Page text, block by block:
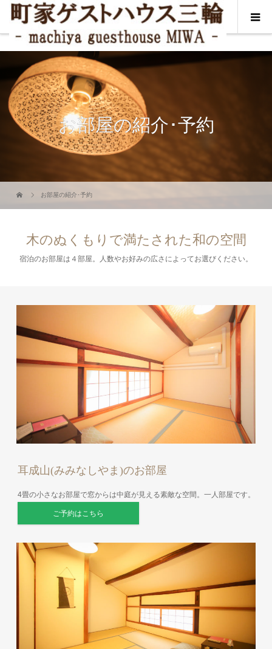
お部屋の紹介･予約
お部屋の紹介･予約
木のぬくもりで満たされた和の空間
宿泊のお部屋は４部屋。人数やお好みの広さによってお選びください。
耳成山(みみなしやま)のお部屋
4畳の小さなお部屋で窓からは中庭が見える素敵な空間。一人部屋です。
ご予約はこちら